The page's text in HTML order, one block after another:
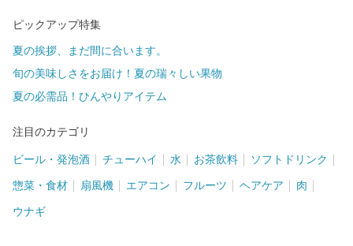
ピックアップ特集
夏の挨拶、まだ間に合います。
旬の美味しさをお届け！夏の瑞々しい果物
夏の必需品！ひんやりアイテム
注目のカテゴリ
ビール・発泡酒 チューハイ 水 お茶飲料 ソフトドリンク
惣菜・食材 扇風機 エアコン フルーツ ヘアケア 肉
ウナギ